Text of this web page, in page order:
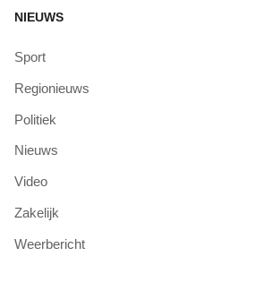
NIEUWS
Sport
Regionieuws
Politiek
Nieuws
Video
Zakelijk
Weerbericht